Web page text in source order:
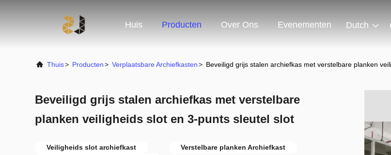
Huis Producten Over Ons Evenementen Dutch
Thuis> Producten> Verplaatsbare Archiefkasten> Beveiligd grijs stalen archiefkas met verstelbare planken
Beveiligd grijs stalen archiefkas met verstelbare
planken veiligheids slot en 3-punts sleutel slot
Veiligheids slot archiefkast
Verstelbare planken Archiefkast